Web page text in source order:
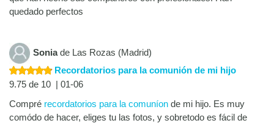
quedado perfectos
Soniade Las Rozas (Madrid)
Recordatorios para la comunión de mi hijo
9.75 de 10 | 01-06
Compré recordatorios para la comuníon de mi hijo. Es muy
comódo de hacer, eliges tu las fotos, y sobretodo es fácil de